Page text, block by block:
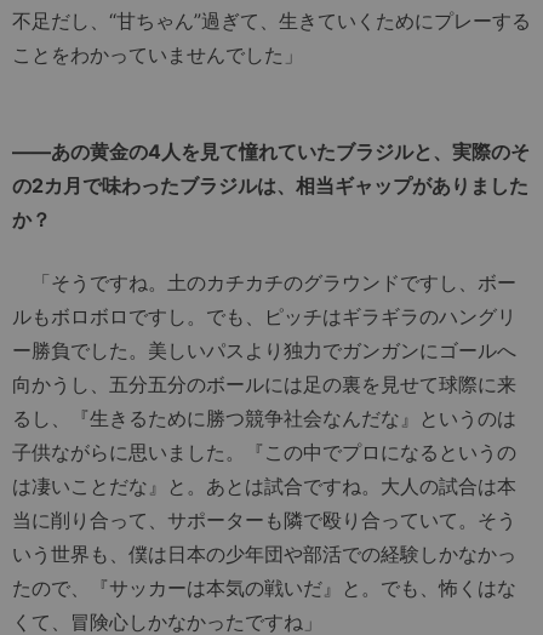
不足だし、“甘ちゃん”過ぎて、生きていくためにプレーする
ことをわかっていませんでした」
――あの黄金の4人を見て憧れていたブラジルと、実際のそ
の2カ月で味わったブラジルは、相当ギャップがありました
か？
「そうですね。土のカチカチのグラウンドですし、ボー
ルもボロボロですし。でも、ピッチはギラギラのハングリ
ー勝負でした。美しいパスより独力でガンガンにゴールへ
向かうし、五分五分のボールには足の裏を見せて球際に来
るし、『生きるために勝つ競争社会なんだな』というのは
子供ながらに思いました。『この中でプロになるというの
は凄いことだな』と。あとは試合ですね。大人の試合は本
当に削り合って、サポーターも隣で殴り合っていて。そう
いう世界も、僕は日本の少年団や部活での経験しかなかっ
たので、『サッカーは本気の戦いだ』と。でも、怖くはな
くて、冒険心しかなかったですね」